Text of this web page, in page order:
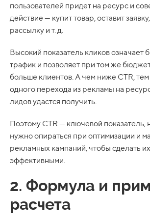
пользователей придет на ресурс и
действие — купит товар, оставит
рассылку и т. д.
Высокий показатель кликов означает
трафик и позволяет при том же
больше клиентов. А чем ниже CTR,
одного перехода из рекламы на
лидов удастся получить.
Поэтому CTR — ключевой показатель,
нужно опираться при оптимизации и
рекламных кампаний, чтобы сделать
эффективными.
2. Формула и
расчета